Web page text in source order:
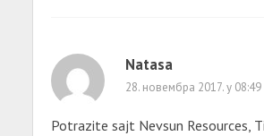
Natasa
28. новембра 2017. у 08:49
Potrazite sajt Nevsun Resources,